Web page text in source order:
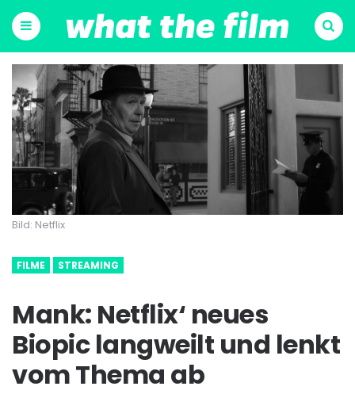
Menu Suchen
Bild: Netflix
FILME STREAMING
Mank: Netflix‘ neues
Biopic langweilt und lenkt
vom Thema ab